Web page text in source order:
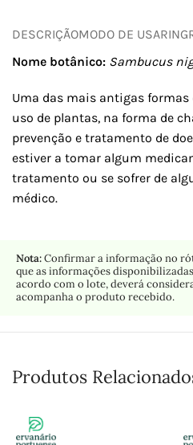
DESCRIÇÃOMODO DE USAR
Nome botânico: Sambucus
Uma das mais antigas
uso de plantas, na forma de
prevenção e tratamento de
estiver a tomar algum
tratamento ou se sofrer de
médico.
Nota:Confirmar a informação no
que as informações
acordo com o lote, deverá
acompanha o produto recebido.
Produtos